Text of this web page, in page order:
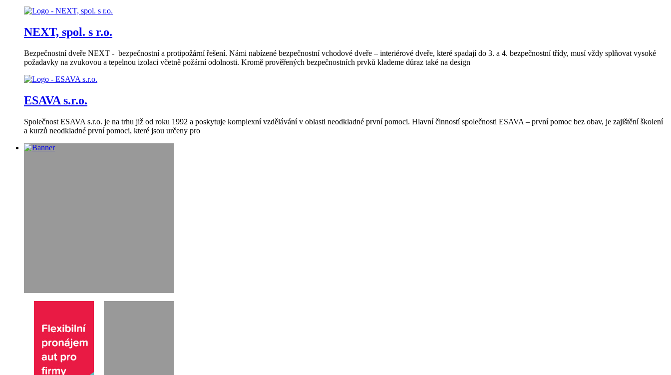
NEXT, spol. s r.o.
Bezpečnostní dveře NEXT - bezpečnostní a protipožární řešení. Námi nabízené bezpečnostní vchodové dveře – interiérové dveře, které spadají do 3. a 4. bezpečnostní třídy, musí vždy splňovat vysoké
požadavky na zvukovou a tepelnou izolaci včetně požární odolnosti. Kromě prověřených bezpečnostních prvků klademe důraz také na design
ESAVA s.r.o.
Společnost ESAVA s.r.o. je na trhu již od roku 1992 a poskytuje komplexní vzdělávání v oblasti neodkladné první pomoci. Hlavní činností společnosti ESAVA – první pomoc bez obav, je zajištění školení
a kurzů neodkladné první pomoci, které jsou určeny pro